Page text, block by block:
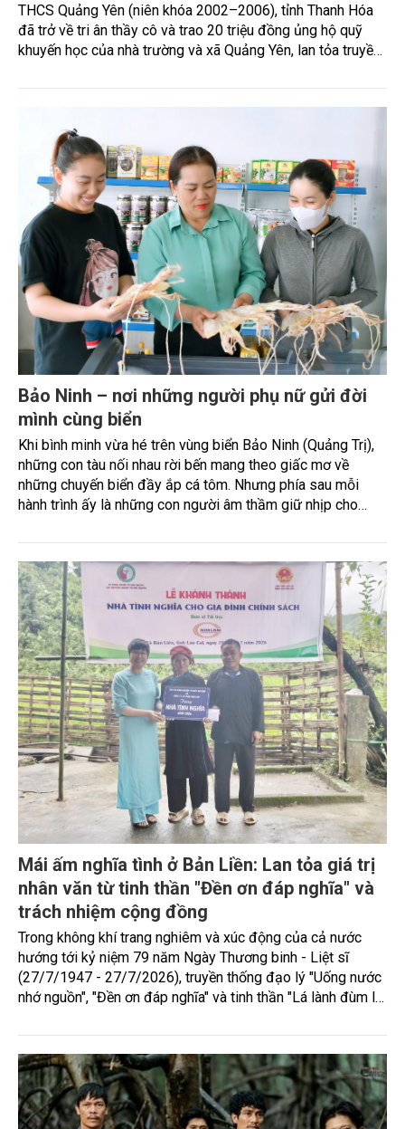
THCS Quảng Yên (niên khóa 2002–2006), tỉnh Thanh Hóa
đã trở về tri ân thầy cô và trao 20 triệu đồng ủng hộ quỹ
khuyến học của nhà trường và xã Quảng Yên, lan tỏa truyền
Bảo Ninh – nơi những người phụ nữ gửi đời
mình cùng biển
Khi bình minh vừa hé trên vùng biển Bảo Ninh (Quảng Trị),
những con tàu nối nhau rời bến mang theo giấc mơ về
những chuyến biển đầy ắp cá tôm. Nhưng phía sau mỗi
hành trình ấy là những con người âm thầm giữ nhịp cho
tâm vượt sóng, người nâng niu từng sản vật biển để biến
thành những sản phẩm mang thương hiệu quê hương...
Mái ấm nghĩa tình ở Bản Liền: Lan tỏa giá trị
nhân văn từ tinh thần "Đền ơn đáp nghĩa" và
trách nhiệm cộng đồng
Trong không khí trang nghiêm và xúc động của cả nước
hướng tới kỷ niệm 79 năm Ngày Thương binh - Liệt sĩ
(27/7/1947 - 27/7/2026), truyền thống đạo lý "Uống nước
nhớ nguồn", "Đền ơn đáp nghĩa" và tinh thần "Lá lành đùm lá
thể, thiết thực.